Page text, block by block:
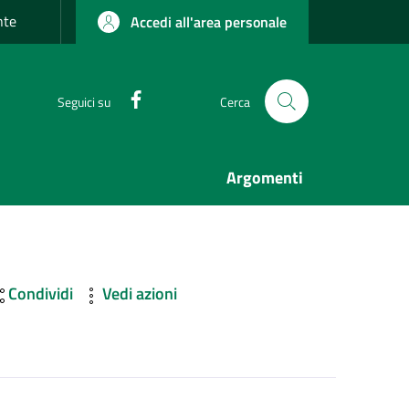
Accedi all'area personale
Seguici su Cerca
Argomenti
Condividi Vedi azioni